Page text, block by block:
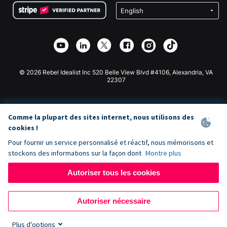
Confidentialité
Partenariat d'affiliation
Bibliothèque
Collecte de fonds caritative
Plugin de don Wix
Application de don Webflow
Don Joomla
© 2026 Rebel Idealist Inc 520 Belle View Blvd #4106, Alexandria, VA
22307
Comme la plupart des sites internet, nous utilisons des
cookies !
Pour fournir un service personnalisé et réactif, nous mémorisons et
stockons des informations sur la façon dont Montre plus
Autoriser tous les cookies
Autoriser nécessaire
Plus d'options